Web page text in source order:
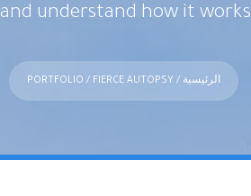
and understand how it works.
الرئيسية /
PORTFOLIO / FIERCE AUTOPSY